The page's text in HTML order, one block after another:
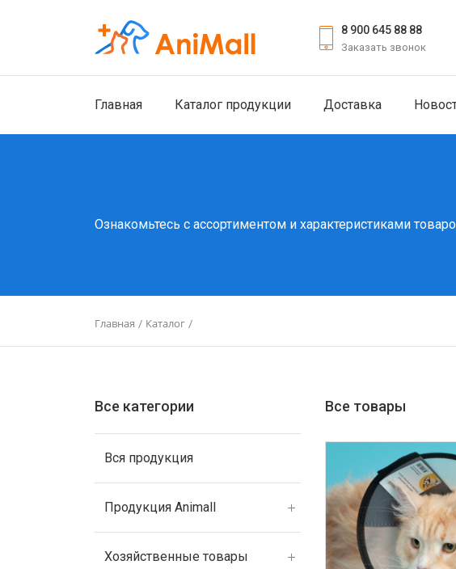
8 900 645 88 88
Заказать звонок
Главная Каталог продукции Доставка
Ознакомьтесь с ассортиментом и характеристиками
Главная / Каталог /
Все категории
Вся продукция
Продукция Animall
Хозяйственные товары
Все товары